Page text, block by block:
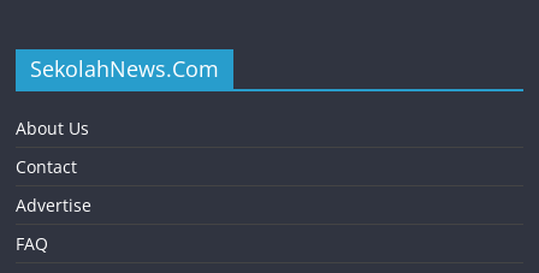
SekolahNews.Com
About Us
Contact
Advertise
FAQ